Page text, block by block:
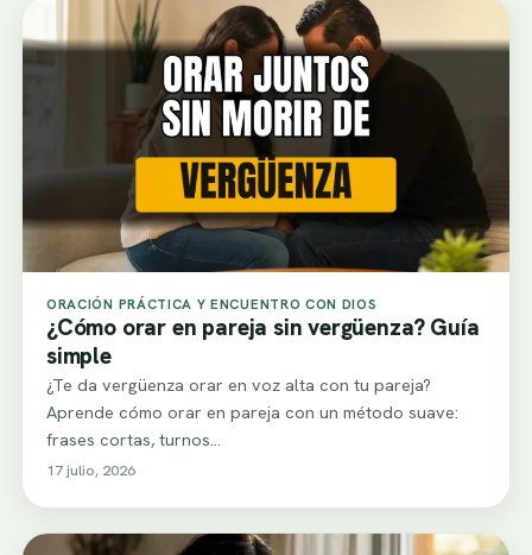
ORACIÓN PRÁCTICA Y ENCUENTRO CON DIOS
¿Cómo orar en pareja sin vergüenza? Guía
simple
¿Te da vergüenza orar en voz alta con tu pareja?
Aprende cómo orar en pareja con un método suave:
frases cortas, turnos…
17 julio, 2026